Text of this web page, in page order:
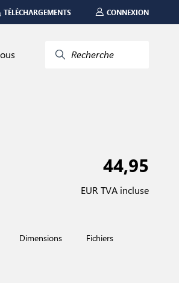
TÉLÉCHARGEMENTS CONNEXION
Recherche
44,95
EUR TVA incluse
Dimensions Fichiers